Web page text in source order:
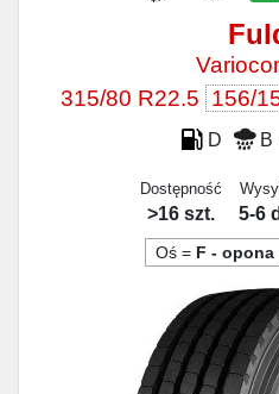
315/80 R22.5 156/
D B
Dostępność
>16 szt. 5-6
Oś = F - opona